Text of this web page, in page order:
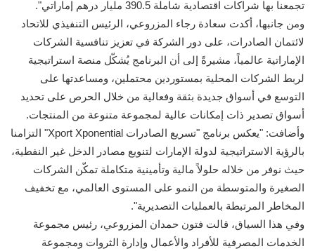
تجمعنا بها شراكات اقتصادية شاملة 390.5 مليار درهم إماراتي".
ومن جانبها، أكدت سعادة رجاء المزروعي، الرئيس التنفيذي للاتحاد
لائتمان الصادرات، على دور الشركة في تعزيز تنافسية الشركات
الإماراتية عالمياً، مشيرةً إلى أن البرنامج يُشكّل منصة استراتيجية
لربط الشركات المحلية بمستوردين محتملين، ومساعدتها على
التوسع في أسواق جديدة بثقة وفعالية من خلال الحرص على تحديد
أسواق تصدير ذات إمكانات عالية لمجموعة متنوعة من المنتجات.
وأضافت: "يعكس برنامج "تسريع الصادرات Xport Xponential" التزامنا
بالرؤية الاستراتيجية لدولة الإمارات لتنويع مصادر الدخل غير النفطية،
حيث نوفر من خلاله حلولاً مالية وتأمينية متكاملة تمكّن الشركات
الصغيرة والمتوسطة من النمو على المستوى العالمي، مع تخفيف
المخاطر المرتبطة بالعمليات التصديرية".
وفي هذا السياق، قالت فتون حمدان المزروعي، رئيس مجموعة
الخدمات المصرفية للأفراد والأعمال وإدارة الثروات ومجموعة